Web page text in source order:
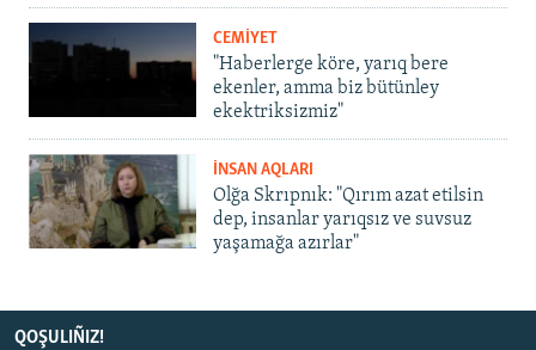
CEMİYET
"Haberlerge köre, yarıq bere
ekenler, amma biz bütünley
ekektriksizmiz"
İNSAN AQLARI
Olğa Skrıpnık: "Qırım azat etilsin
dep, insanlar yarıqsız ve suvsuz
yaşamağa azırlar"
QOŞULIÑIZ!